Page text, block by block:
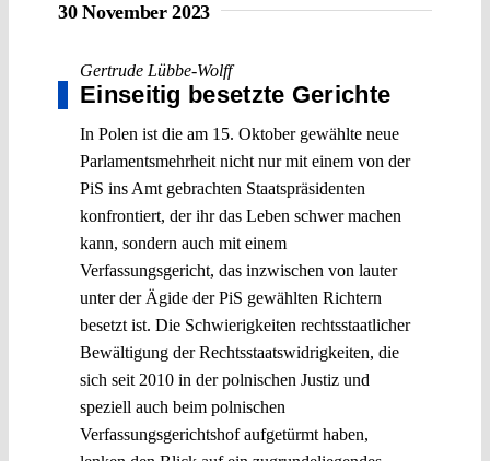
30 November 2023
Gertrude Lübbe-Wolff
Einseitig besetzte Gerichte
In Polen ist die am 15. Oktober gewählte neue
Parlamentsmehrheit nicht nur mit einem von der
PiS ins Amt gebrachten Staatspräsidenten
konfrontiert, der ihr das Leben schwer machen
kann, sondern auch mit einem
Verfassungsgericht, das inzwischen von lauter
unter der Ägide der PiS gewählten Richtern
besetzt ist. Die Schwierigkeiten rechtsstaatlicher
Bewältigung der Rechtsstaatswidrigkeiten, die
sich seit 2010 in der polnischen Justiz und
speziell auch beim polnischen
Verfassungsgerichtshof aufgetürmt haben,